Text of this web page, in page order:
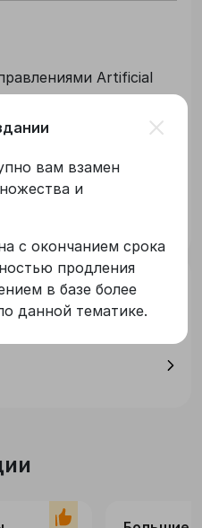
Artificial
нечетких
нейронных
вводным
Издание
высших учебных
в области
вам взамен
и
с окончанием срока
продления
в базе более
данной тематике.